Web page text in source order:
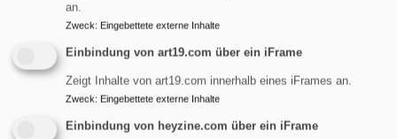
Mehr Männer(stimmen)
braucht der Chor!
Gospel- undProjekt
an.
Zweck: Eingebettete externe Inhalte
Einbindung von art19.com über ein iFrame
Zeigt Inhalte von art19.com innerhalb eines iFrames an.
Zweck: Eingebettete externe Inhalte
Einbindung von heyzine.com über ein iFrame